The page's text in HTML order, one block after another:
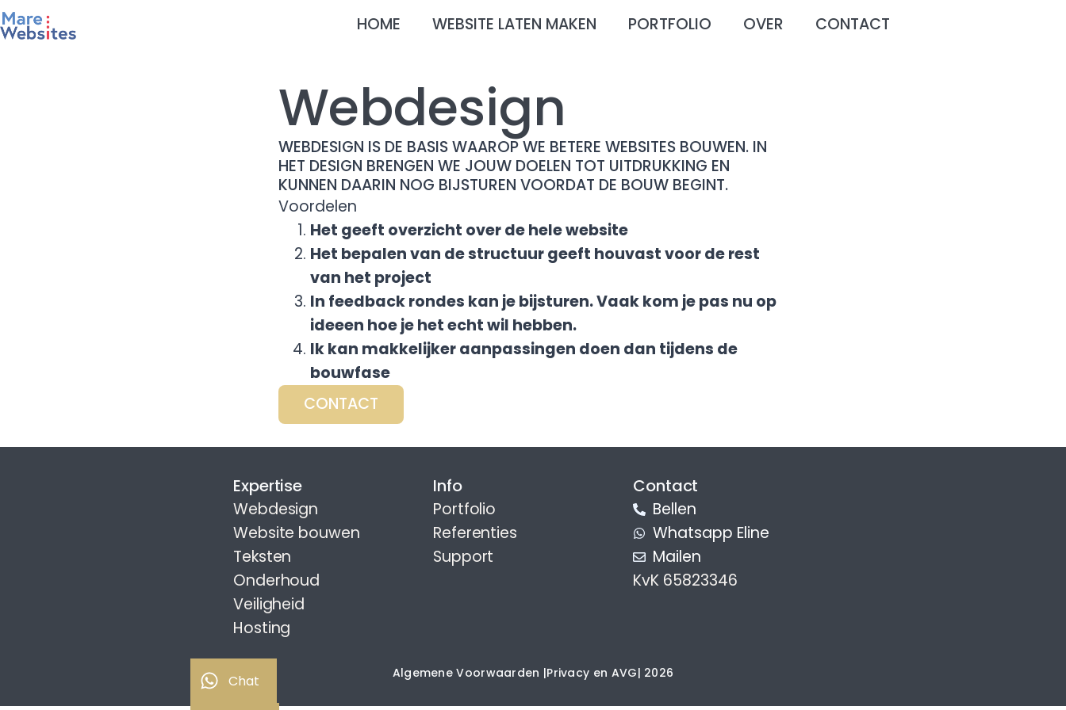
HOME WEBSITE LATEN MAKEN PORTFOLIO OVER CONTACT
Webdesign
WEBDESIGN IS DE BASIS WAAROP WE BETERE WEBSITES BOUWEN. IN
HET DESIGN BRENGEN WE JOUW DOELEN TOT UITDRUKKING EN
KUNNEN DAARIN NOG BIJSTUREN VOORDAT DE BOUW BEGINT.
Voordelen
Het geeft overzicht over de hele website
Het bepalen van de structuur geeft houvast voor de rest
van het project
In feedback rondes kan je bijsturen. Vaak kom je pas nu op
ideeen hoe je het echt wil hebben.
Ik kan makkelijker aanpassingen doen dan tijdens de
bouwfase
CONTACT
Expertise
Webdesign
Website bouwen
Teksten
Onderhoud
Veiligheid
Hosting
Info
Portfolio
Referenties
Support
Contact
Bellen
Whatsapp Eline
Mailen
KvK 65823346
Algemene Voorwaarden |Privacy en AVG| 2026
Chat